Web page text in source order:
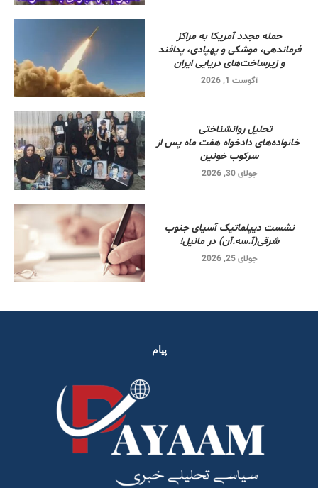
حمله مجدد آمریکا به مراکز
فرماندهی، موشکی و پهپادی، پدافند
و زیرساخت‌های دریایی ایران
آگوست 1, 2026
تحلیل روانشناختی
خانواده‌های دادخواه هفت ماه پس از
سرکوب خونین
جولای 30, 2026
نشست دیپلماتیک آسیای جنوب
شرقی‌(آ.سه.آن) در مانیل!
جولای 25, 2026
پیام